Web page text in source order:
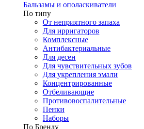
Бальзамы и ополаскиватели
По типу
От неприятного запаха
Для ирригаторов
Комплексные
Антибактериальные
Для десен
Для чувствительных зубов
Для укрепления эмали
Концентрированные
Отбеливающие
Противовоспалительные
Пенки
Наборы
По Бренду